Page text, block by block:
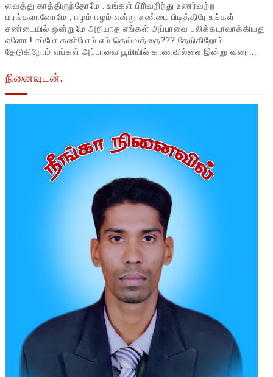
வைத்து காத்திருந்தோமே . உங்கள் பிரிவறிந்து உணர்வற்ற
மரங்களானோமே , ஈழம் ஈழம் என்று சண்டை பிடித்திரே உங்கள்
சண்டையில் ஒன்றுமே அறியாத எங்கள் அப்பாவை பலிக்கடாவாக்கியது
ஏனோ ! எப்போ கண்போம் எம் தெய்வத்தை??? தேடுகிறோம்
தேடுகிறோம் எங்கள் அப்பாவை பூமியில் காணவில்லை இன்று வரை...
நினைவுடன்.